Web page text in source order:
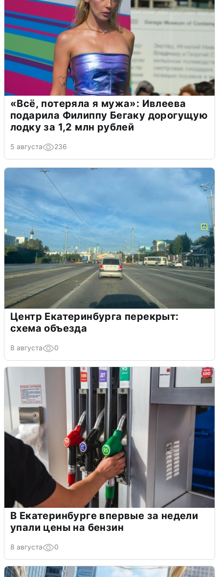
«Всё, потеряла я мужа»: Ивлеева
подарила Филиппу Бегаку дорогущую
лодку за 1,2 млн рублей
5 августа 236
Центр Екатеринбурга перекрыт:
схема объезда
8 августа 0
В Екатеринбурге впервые за недели
упали цены на бензин
8 августа 0